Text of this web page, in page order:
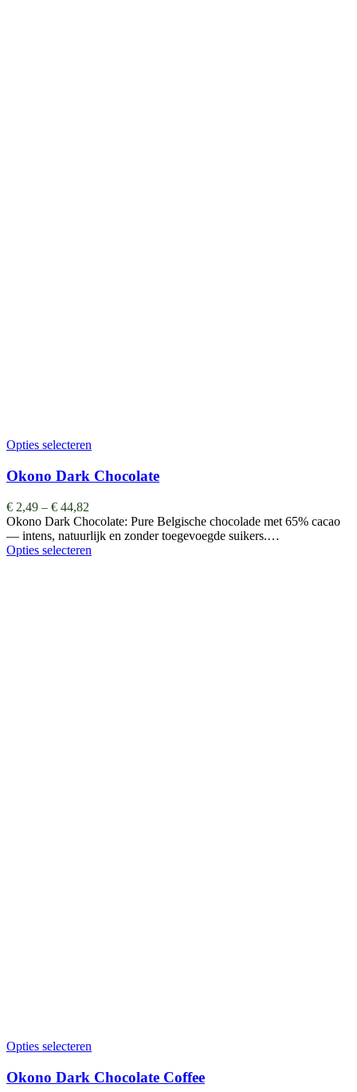
Opties selecteren
Okono Dark Chocolate
€ 2,49 – € 44,82
Okono Dark Chocolate: Pure Belgische chocolade met 65% cacao
— intens, natuurlijk en zonder toegevoegde suikers.…
Opties selecteren
Opties selecteren
Okono Dark Chocolate Coffee